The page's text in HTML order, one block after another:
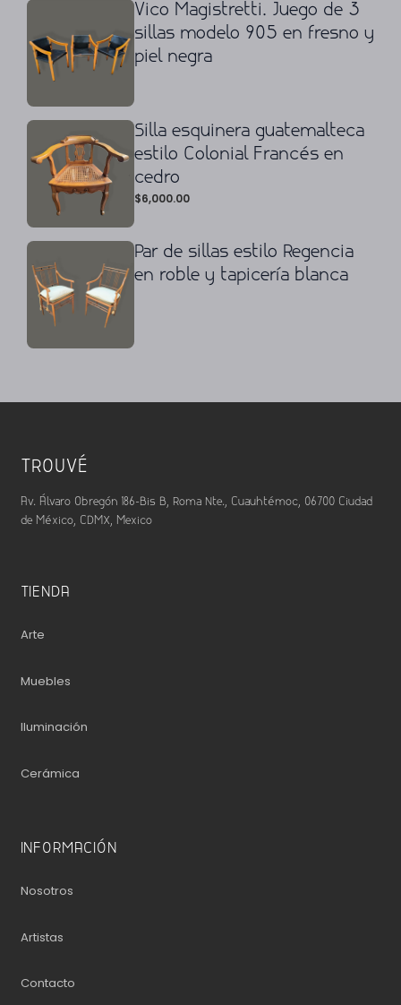
Vico Magistretti. Juego de 3
sillas modelo 905 en fresno y
piel negra
Silla esquinera guatemalteca
estilo Colonial Francés en
cedro
$6,000.00
Par de sillas estilo Regencia
en roble y tapicería blanca
TROUVÉ
Av. Álvaro Obregón 186-Bis B, Roma Nte., Cuauhtémoc, 06700 Ciudad
de México, CDMX, Mexico
TIENDA
Arte
Muebles
Iluminación
Cerámica
INFORMACIÓN
Nosotros
Artistas
Contacto